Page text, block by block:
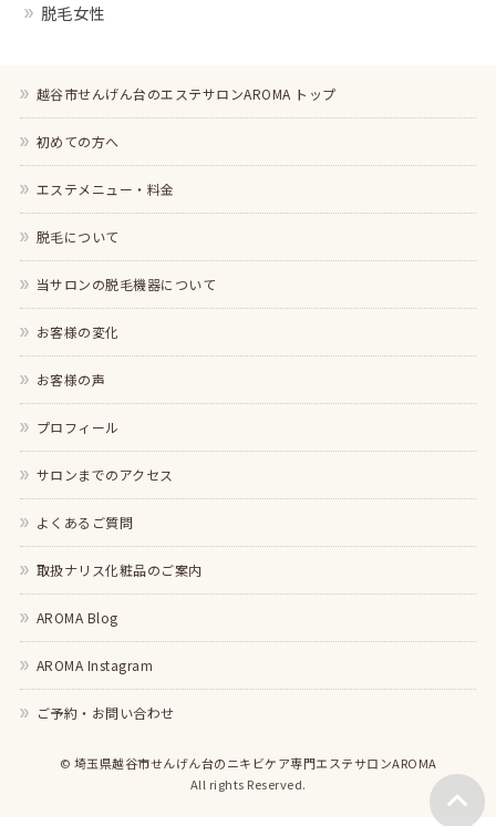
脱毛女性
越谷市せんげん台のエステサロンAROMA トップ
初めての方へ
エステメニュー・料金
脱毛について
当サロンの脱毛機器について
お客様の変化
お客様の声
プロフィール
サロンまでのアクセス
よくあるご質問
取扱ナリス化粧品のご案内
AROMA Blog
AROMA Instagram
ご予約・お問い合わせ
© 埼玉県越谷市せんげん台のニキビケア専門エステサロンAROMA
All rights Reserved.